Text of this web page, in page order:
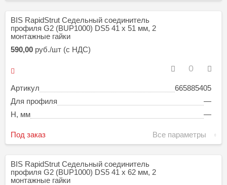
BIS RapidStrut Седельный соединитель
профиля G2 (BUP1000) DS5 41 x 51 мм, 2
монтажные гайки
Артикул
665885405
Для профиля
—
H, мм
—
590,00 руб./шт (с НДС)
Под заказ Все параметры
BIS RapidStrut Седельный соединитель
профиля G2 (BUP1000) DS5 41 x 62 мм, 2
монтажные гайки